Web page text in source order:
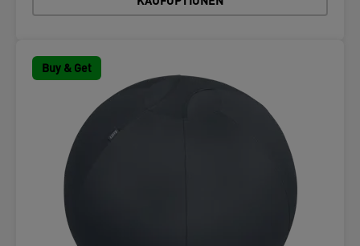
Buy & Get